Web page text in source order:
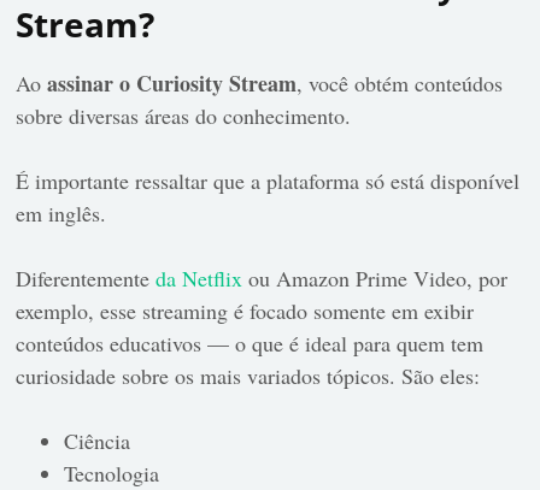
Stream?
Aoassinar o Curiosity Stream, você obtém conteúdos
sobre diversas áreas do conhecimento.
É importante ressaltar que a plataforma só está disponível
em inglês.
Diferentementeda Netflix ou Amazon Prime Video, por
exemplo, esse streaming é focado somente em exibir
conteúdos educativos — o que é ideal para quem tem
curiosidade sobre os mais variados tópicos. São eles:
Ciência
Tecnologia